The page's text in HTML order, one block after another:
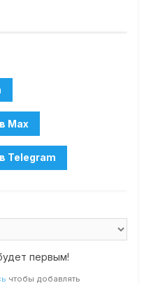
первым!
чтобы добавлять